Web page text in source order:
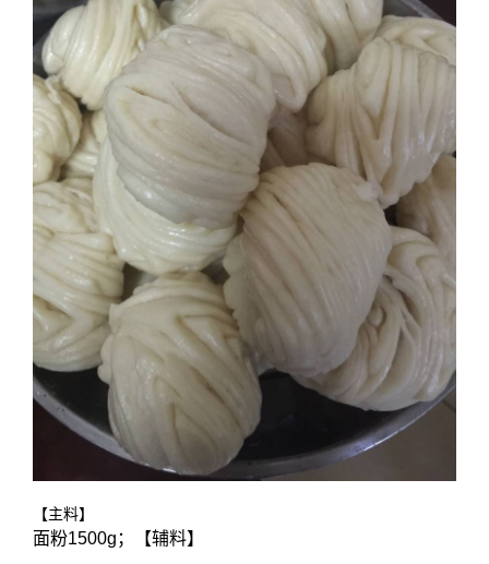
【主料】
面粉1500g；【辅料】